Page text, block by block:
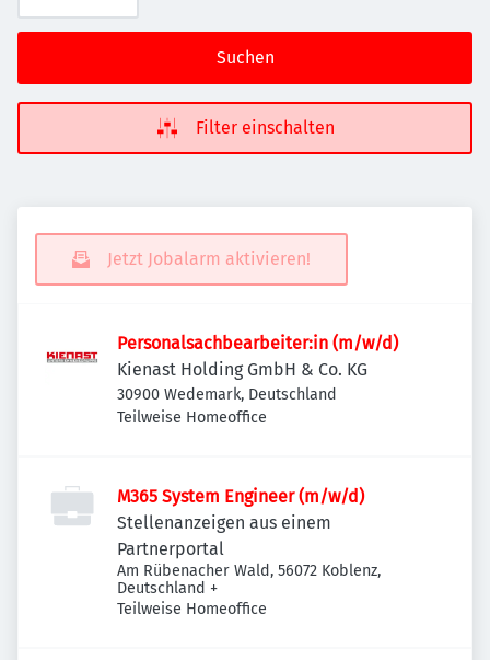
Suchen
Filter einschalten
Jetzt Jobalarm aktivieren!
Personalsachbearbeiter:in (m/w/d)
Kienast Holding GmbH & Co. KG
30900 Wedemark, Deutschland
Teilweise Homeoffice
M365 System Engineer (m/w/d)
Stellenanzeigen aus einem
Partnerportal
Am Rübenacher Wald, 56072 Koblenz,
Deutschland +
Teilweise Homeoffice